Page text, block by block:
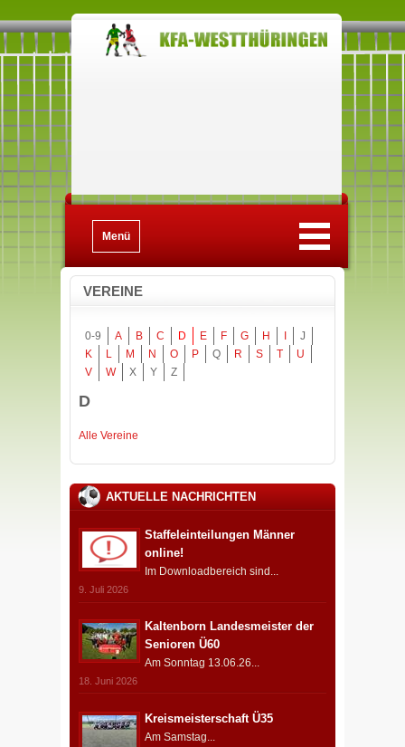
Menü
VEREINE
0-9 A B C D E F G H
J
K
L M N O P Q R S T
U
V
W X Y Z
D
Alle Vereine
AKTUELLE NACHRICHTEN
Staffeleinteilungen Männer
online!
Im Downloadbereich sind...
9. Juli 2026
Kaltenborn Landesmeister der
Senioren Ü60
Am Sonntag 13.06.26...
18. Juni 2026
Kreismeisterschaft Ü35
Am Samstag...